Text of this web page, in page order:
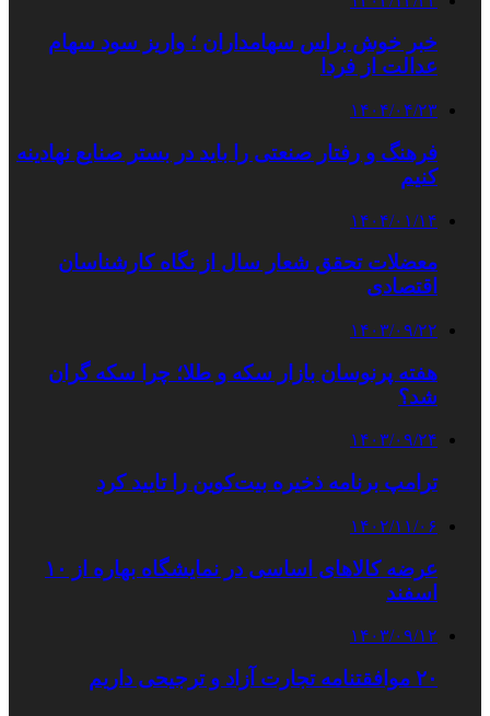
خبر خوش براس سهامداران ؛ واریز سود سهام
عدالت از فردا
۱۴۰۴/۰۴/۲۳
فرهنگ و رفتار صنعتی را باید در بستر صنایع نهادینه
کنیم
۱۴۰۴/۰۱/۱۴
معضلات تحقق شعار سال از نگاه کارشناسان
اقتصادی
۱۴۰۳/۰۹/۲۲
هفته پرنوسان بازار سکه و طلا؛ چرا سکه گران
شد؟
۱۴۰۳/۰۹/۲۴
ترامپ برنامه‌ ذخیره بیت‌کوین را تایید کرد
۱۴۰۲/۱۱/۰۶
عرضه کالاهای اساسی در نمایشگاه بهاره از ۱۰
اسفند
۱۴۰۳/۰۹/۱۲
۲۰ موافقتنامه تجارت آزاد و ترجیحی داریم